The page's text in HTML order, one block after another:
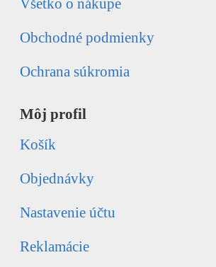
Všetko o nákupe
Obchodné podmienky
Ochrana súkromia
Môj profil
Košík
Objednávky
Nastavenie účtu
Reklamácie